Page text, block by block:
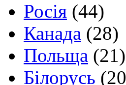
Росія (44)
Канада (28)
Польща (21)
Білорусь